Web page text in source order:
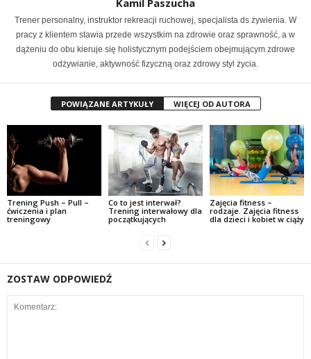
Kamil Paszucha
Trener personalny, instruktor rekreacji ruchowej, specjalista ds żywienia. W
pracy z klientem stawia przede wszystkim na zdrowie oraz sprawność, a w
dążeniu do obu kieruje się holistycznym podejściem obejmującym zdrowe
odżywianie, aktywność fizyczną oraz zdrowy styl życia.
POWIĄZANE ARTYKUŁY WIĘCEJ OD AUTORA
Trening Push – Pull –
ćwiczenia i plan
treningowy
Co to jest interwał?
Trening interwałowy dla
początkujących
Zajęcia fitness –
rodzaje. Zajęcia fitness
dla dzieci i kobiet w ciąży
ZOSTAW ODPOWIEDŹ